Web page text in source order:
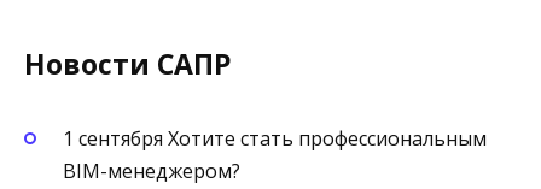
Новости САПР
1 сентября Хотите стать профессиональным
BIM-менеджером?